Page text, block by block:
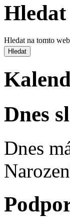
Hledat
Hledat na tomto
Dnes
Dnes